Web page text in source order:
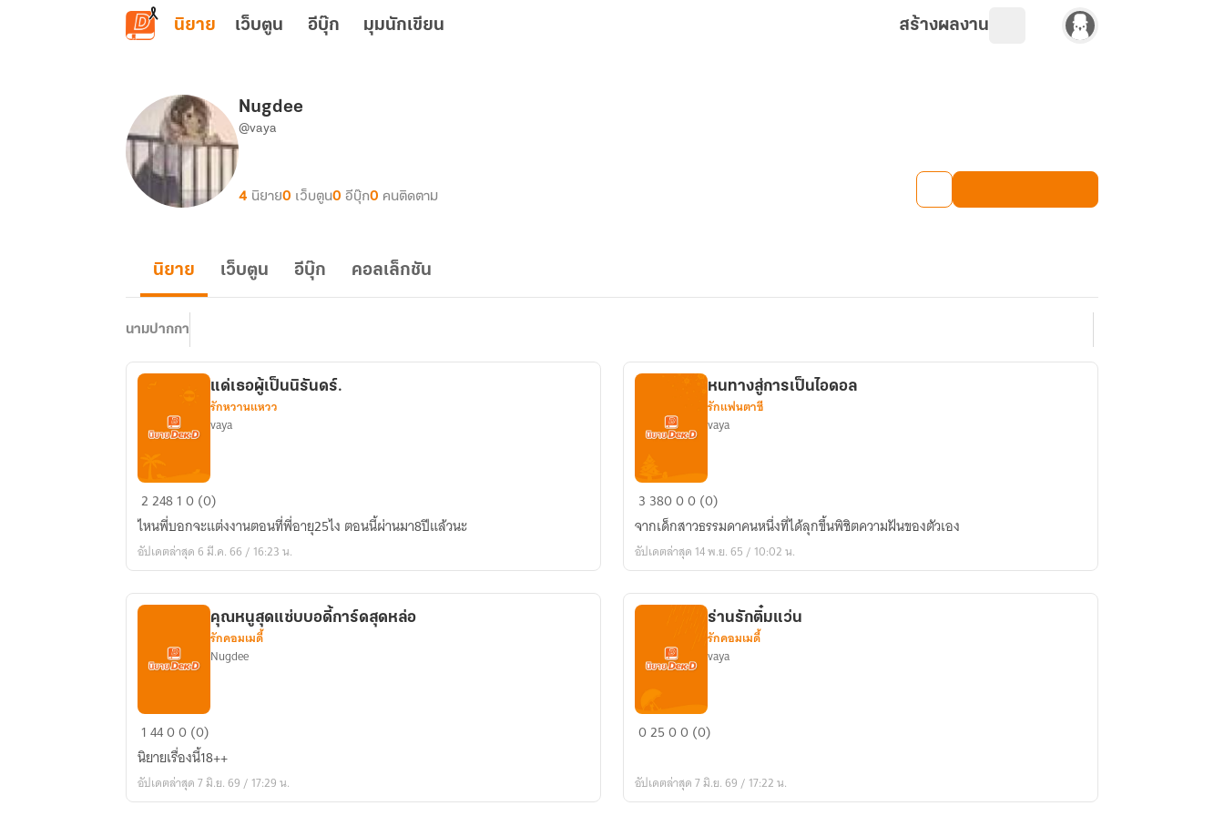
ข้ามไปยังเนื้อหาหลัก
นิยาย เว็บตูน อีบุ๊ก มุมนักเขียน สร้างผลงาน
Nugdee
@vaya
4 นิยาย0 เว็บตูน0 อีบุ๊ก0 คนติดตาม
นิยาย เว็บตูน อีบุ๊ก คอลเล็กชัน
นามปากกา
แด่
เธอ
ผู้
เป็น
รัน
แด่เธอผู้เป็นนิรันดร์.
รักหวานแหวว
vaya
224810 (0)
ไหนพี่บอกจะแต่งงานตอนที่พี่อายุ25ไง ตอนนี้ผ่านมา8ปีแล้วนะ
อัปเดตล่าสุด 6 มี.ค. 66 / 16:23 น.
หนทาง
การ
เป็น
ดอล
หนทางสู่การเป็นไอดอล
รักแฟนตาซี
vaya
3 38000 (0)
จากเด็กสาวธรรมดาคนหนึ่งที่ได้ลุกขึ้นพิชิตความฝันของตัวเอง
อัปเดตล่าสุด 14 พ.ย. 65 / 10:02 น.
คุณ
หนู
สุด
แซ่
คุณหนูสุดแซ่บบอดี้การ์ดสุดหล่อ
รักคอมเมดี้
Nugdee
14400 (0)
นิยายเรื่องนี้18++
อัปเดตล่าสุด 7 มิ.ย. 69 / 17:29 น.
ร่าน
แว่น
ร่านรักติ๋มแว่น
รักคอมเมดี้
vaya
02500 (0)
อัปเดตล่าสุด 7 มิ.ย. 69 / 17:22 น.